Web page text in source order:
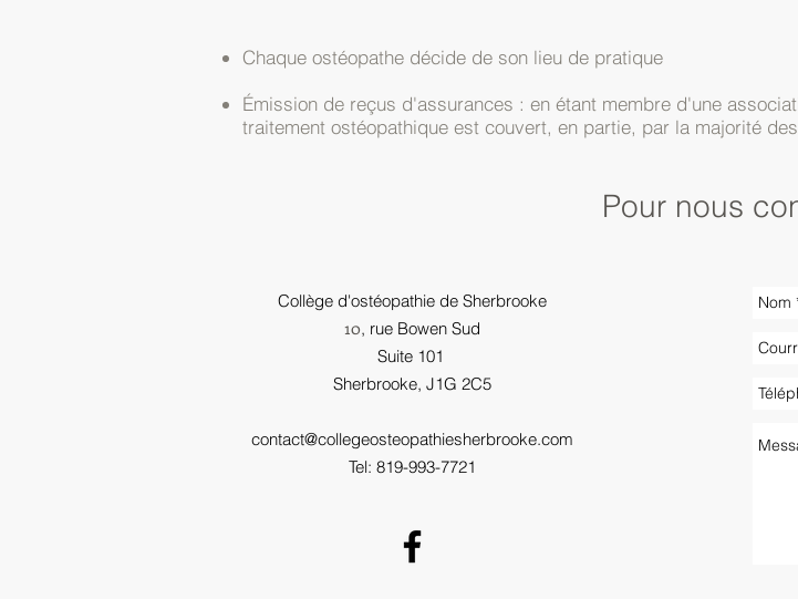
Chaque ostéopathe décide de son lieu de pratique
Émission de reçus d'assurances : en étant membre d'une
traitement ostéopathique est couvert, en partie, par la majorité
Pour nous
Collège d'ostéopathie de Sherbrooke
10, rue Bowen Sud
Suite 101
Sherbrooke, J1G 2C5
contact@collegeosteopathiesherbrooke.com
Tel: 819-993-7721